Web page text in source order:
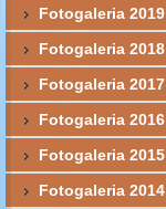
Fotogaleria 2019
Fotogaleria 2018
Fotogaleria 2017
Fotogaleria 2016
Fotogaleria 2015
Fotogaleria 2014